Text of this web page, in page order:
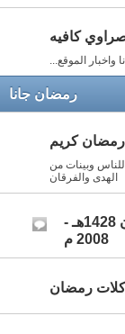
كافيه
واخبار الموقع...
رمضان جانا
رمضان كريم
وبينات من
الهدى والفرقان
ارشيف شهر رمضان 1428هـ -
2008 م
رمضان